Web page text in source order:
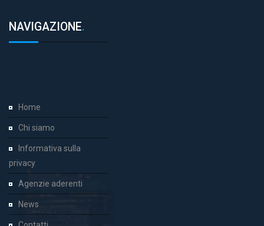
NAVIGAZIONE.
Home
Chi siamo
Informativa sulla
privacy
Agenzie aderenti
News